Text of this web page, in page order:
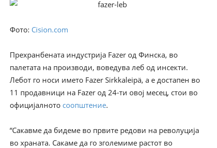
Фото: Cision.com
Прехранбената индустрија Fazer од Финска, во
палетата на производи, воведува леб од инсекти.
Лебот го носи името Fazer Sirkkaleipä, а е достапен во
11 продавници на Fazer од 24-ти овој месец, стои во
официјалното соопштение.
“Сакавме да бидеме во првите редови на револуција
во храната. Сакаме да го зголемиме растот во